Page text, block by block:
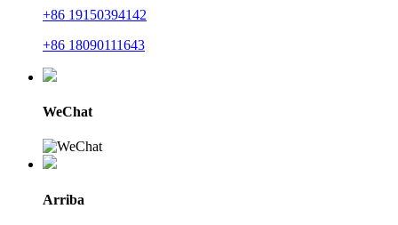
+86 19150394142
+86 18090111643
WeChat
Arriba